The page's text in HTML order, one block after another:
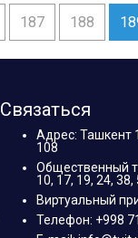
187 188
Связаться
Адрес: Ташкент
108
Общественный
10, 17, 19, 24,
Виртуальный
Телефон: +998